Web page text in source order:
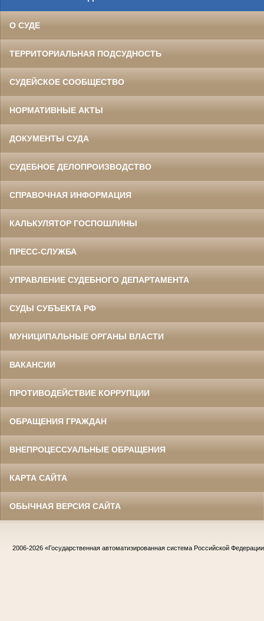
О СУДЕ
ТЕРРИТОРИАЛЬНАЯ ПОДСУДНОСТЬ
СУДЕЙСКОЕ СООБЩЕСТВО
НОРМАТИВНЫЕ АКТЫ
ДОКУМЕНТЫ СУДА
СУДЕБНОЕ ДЕЛОПРОИЗВОДСТВО
СПРАВОЧНАЯ ИНФОРМАЦИЯ
КАЛЬКУЛЯТОР ГОСПОШЛИНЫ
ПРЕСС-СЛУЖБА
УПРАВЛЕНИЕ СУДЕБНОГО ДЕПАРТАМЕНТА
СУДЫ СУБЪЕКТА РФ
МУНИЦИПАЛЬНЫЕ ОРГАНЫ ВЛАСТИ
ВАКАНСИИ
ПРОТИВОДЕЙСТВИЕ КОРРУПЦИИ
ОБРАЩЕНИЯ ГРАЖДАН
ВНЕПРОЦЕССУАЛЬНЫЕ ОБРАЩЕНИЯ
КАРТА САЙТА
ОБЫЧНАЯ ВЕРСИЯ САЙТА
2006-2026 «Государственная автоматизированная система Российской